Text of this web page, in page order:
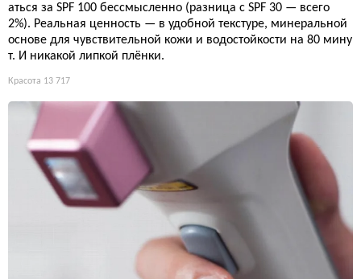
аться за SPF 100 бессмысленно (разница с SPF 30 — всего
2%). Реальная ценность — в удобной текстуре, минеральной
основе для чувствительной кожи и водостойкости на 80 мину
т. И никакой липкой плёнки.
Красота 13 717